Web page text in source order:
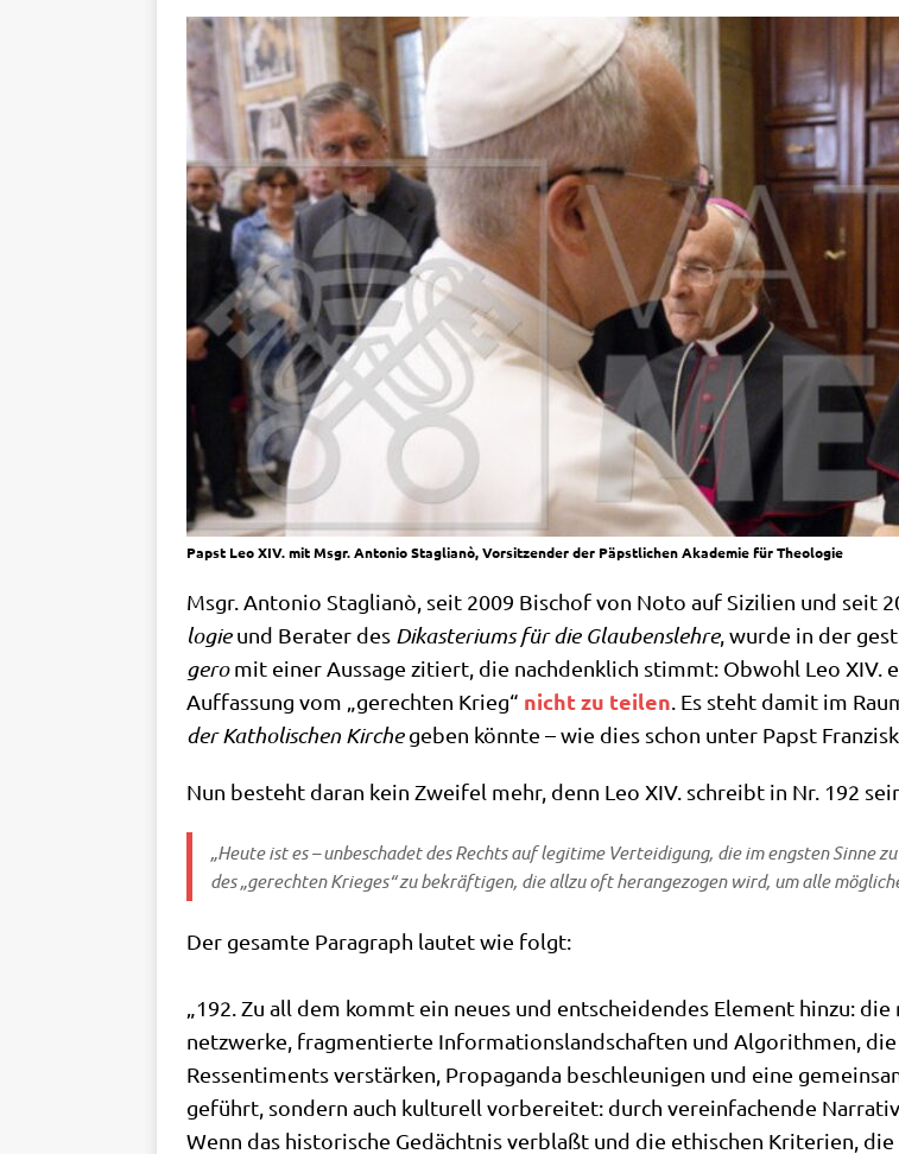
Papst Leo XIV. mit Msgr. Antonio Staglianò, Vorsitzender der Päpstlichen Akademie für Theologie
Msgr. Anto­nio Sta­glianò, seit 2009 Bischof von Noto auf Sizi­li­en und seit
lo­gieund Bera­ter des Dik­aste­ri­ums für die Glau­bens­leh­re, wur­de in der
ge­romit einer Aus­sa­ge zitiert, die nach­denk­lich stimmt: Obwohl Leo XIV.
Auf­fas­sung vom „gerech­ten Krieg“ nicht zu tei­len . Es steht damit im
der Katho­li­schen Kir­chegeben könn­te – wie dies schon unter Papst
Nun besteht dar­an kein Zwei­fel mehr, denn Leo XIV. schreibt in Nr. 192
„Heu­te ist es – unbe­scha­det des Rechts auf legi­ti­me Ver­tei­di­gung, die im eng­sten Sin­ne
des „gerech­ten Krie­ges“ zu bekräf­ti­gen, die all­zu oft her­an­ge­zo­gen wird, um alle
Der gesam­te Para­graph lau­tet wie folgt:
„192. Zu all dem kommt ein neu­es und ent­schei­den­des Ele­ment hin­zu:
netz­wer­ke, frag­men­tier­te Infor­ma­ti­ons­land­schaf­ten und Algo­rith­men,
Res­sen­ti­ments ver­stär­ken, Pro­pa­gan­da beschleu­ni­gen und eine
geführt, son­dern auch kul­tu­rell vor­be­rei­tet: durch ver­ein­fa­chen­de
Wenn das histo­ri­sche Gedächt­nis ver­blaßt und die ethi­schen Kri­te­ri­en,